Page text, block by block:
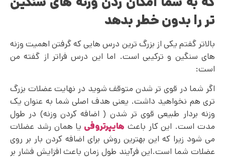
تر را بدون خطر بدهد
بالاتر گفتم یکی از بزرگ ترین درس هایی که گرفتن اهمیت وزنه
های سنگین و ترکیبی است. اما این درس فراتر از گفته من
است:
اگر شما در قوی‌ تر شدن متوقف شوید در نهایت عضلات بزرگ
تری هم نخواهید داشت. یعنی هدف اصلی شما به عنوان یک
وزنه‌ بردار طبیعی قوی تر شدن ( اضافه کردن وزنه) در طول
مدت است. این کار باعث هایپرتروفی یا همان رشد عضلات
می شود زیرا که این بهترین روش برای اضافه کردن بار بر روی
عضلات شما است.این فرآیند طول زمان باعث افزایش فشار بر